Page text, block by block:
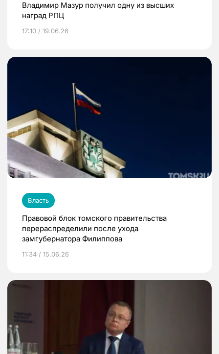
Владимир Мазур получил одну из высших
наград РПЦ
17:10 / 19.06.26
Власть
Правовой блок томского правительства
перераспределили после ухода
замгубернатора Филиппова
11:34 / 15.06.26